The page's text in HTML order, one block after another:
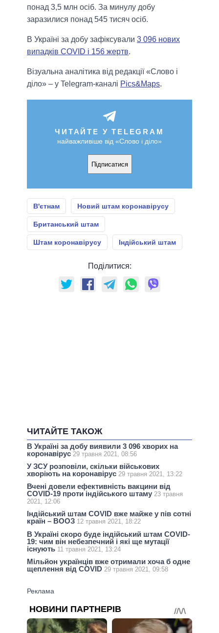
понад 3,5 млн осіб. За минулу добу
заразилися понад 545 тисяч осіб.
В Україні за добу зафіксували 3 096 нових
випадків COVID і 156 жертв.
Візуальна аналітика від редакції «Слово і
діло» – у Telegram-каналі Pics&Maps.
ЧИТАЙТЕ У TELEGRAM
найважливіше від «Слово і діло»
Підписатися
В'єтнам Новий штам коронавірусу
Британський штам
Штам коронавірусу Індійський штам
Поділитися:
ЧИТАЙТЕ ТАКОЖ
В Україні за добу виявили 3 096 хворих на
коронавірус 29 травня 2021, 08:56
У ЗСУ розповіли, скільки військових
хворіють на коронавірус 29 травня 2021, 13:22
Вчені довели ефективність вакцини від
COVID-19 проти індійського штаму 23 травня
2021, 12:06
Індійський штам COVID вже майже у пів сотні
країн – ВООЗ 12 травня 2021, 18:22
В Україні скоро буде індійський штам COVID-
19: чим він небезпечний і які ще мутації
існують 11 травня 2021, 13:24
Мільйон українців вже отримали хоча б одне
щеплення від COVID 29 травня 2021, 09:58